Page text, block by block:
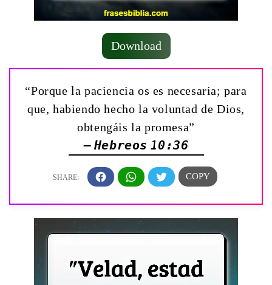
Download
“Porque la paciencia os es necesaria; para
que, habiendo hecho la voluntad de Dios,
obtengáis la promesa”
— Hebreos 10:36